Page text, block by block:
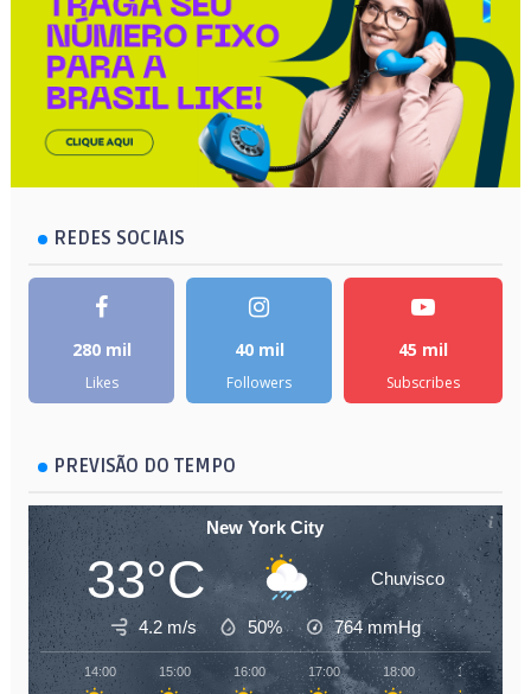
REDES SOCIAIS
280 mil
Likes
40 mil
Followers
45 mil
Subscribes
PREVISÃO DO TEMPO
New York City
33°C Chuvisco
4.2 m/s 50% 764mmHg
14:00 15:00 16:00 17:00 18:00 19:00